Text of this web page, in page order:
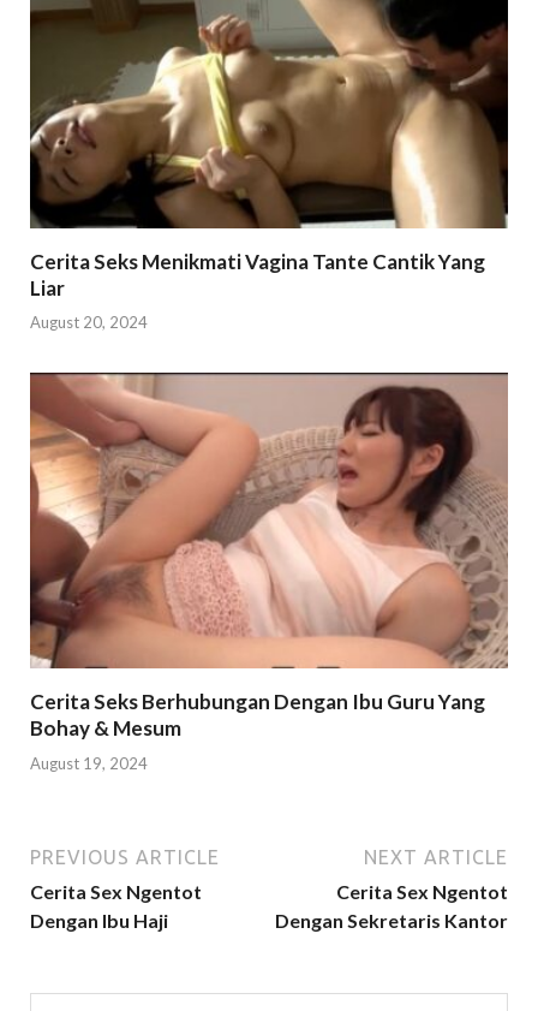
Cerita Seks Menikmati Vagina Tante Cantik Yang
Liar
August 20, 2024
Cerita Seks Berhubungan Dengan Ibu Guru Yang
Bohay & Mesum
August 19, 2024
PREVIOUS ARTICLE
Cerita Sex Ngentot
Dengan Ibu Haji
NEXT ARTICLE
Cerita Sex Ngentot
Dengan Sekretaris Kantor